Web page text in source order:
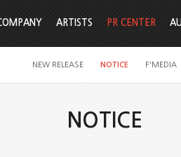
ARTISTS PR CENTER
NEW RELEASE NOTICE F'MEDIA
NOTICE